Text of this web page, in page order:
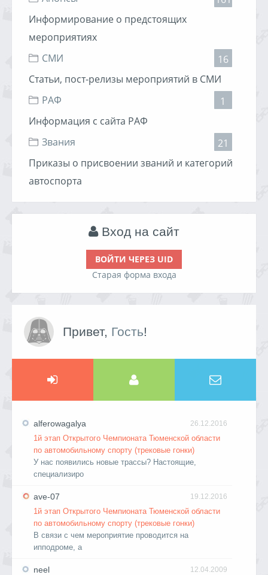
Информирование о предстоящих
мероприятиях
СМИ
16
Статьи, пост-релизы мероприятий в СМИ
РАФ
1
Информация с сайта РАФ
Звания
21
Приказы о присвоении званий и категорий
автоспорта
Вход на сайт
ВОЙТИ ЧЕРЕЗ UID
Старая форма входа
Привет, Гость!
26.12.2016
alferowagalya
1й этап Открытого Чемпионата Тюменской области
по автомобильному спорту (трековые гонки)
У нас появились новые трассы? Настоящие,
специализиро
19.12.2016
ave-07
1й этап Открытого Чемпионата Тюменской области
по автомобильному спорту (трековые гонки)
В связи с чем мероприятие проводится на
ипподроме, а
12.04.2009
neel